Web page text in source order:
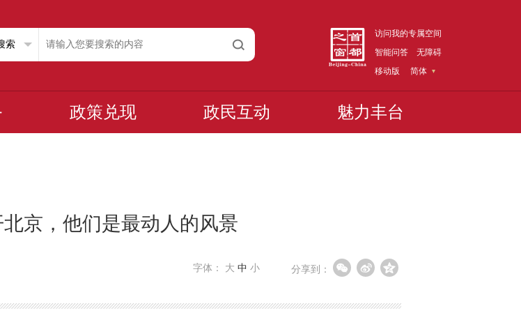
访问我的专属空间
智能问答
无障碍
移动版
简体
政策兑现 政民互动 魅力丰台
京，他们是最动人的风景
分享到：
字体： 大 中 小